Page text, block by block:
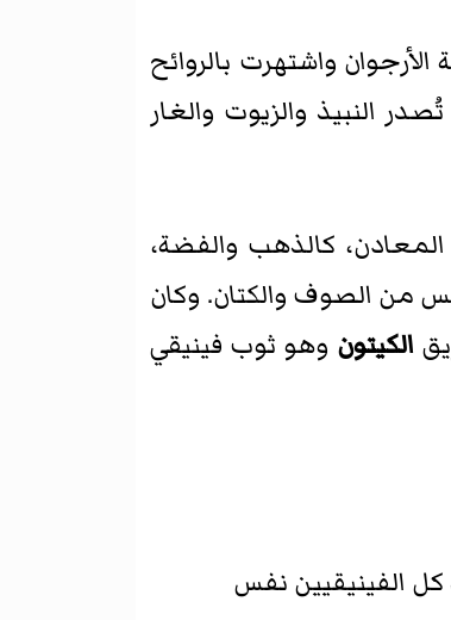
واشتهرت بالروائح
النبيذ والزيوت والغار
كالذهب والفضة،
من الصوف والكتان. وكان
الكيتون وهو ثوب فينيقي
الفينيقيين نفس